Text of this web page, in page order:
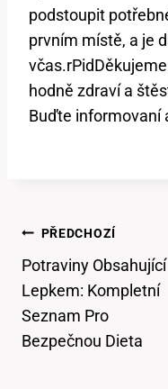
podstoupit
prvním místě, a je
hodně zdraví a
Buďte informovaní
Navigace
Pro
Příspěvek
PŘEDCHOZÍ
Potraviny Obsahující
Lepkem: Kompletní
Seznam Pro
Bezpečnou Dieta